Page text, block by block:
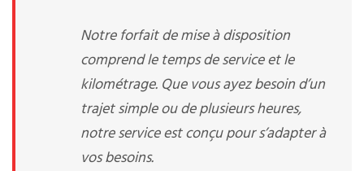
Notre forfait de mise à disposition
comprend le temps de service et le
kilométrage. Que vous ayez besoin d’un
trajet simple ou de plusieurs heures,
notre service est conçu pour s’adapter à
vos besoins.